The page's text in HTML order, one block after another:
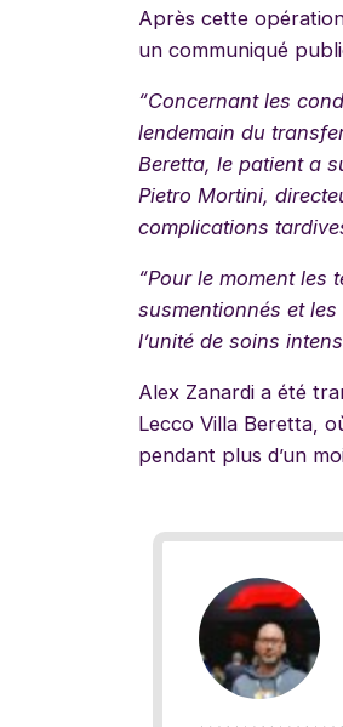
Après cette
un communiqué
“Concernant les
lendemain du
Beretta, le patient a
Pietro Mortini,
complications
“Pour le moment les
susmentionnés et
l’unité de soins
Alex Zanardi a été
Lecco Villa Beretta,
pendant plus d’un